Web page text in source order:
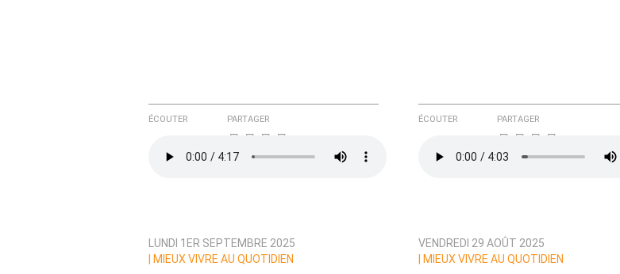
Prévenez-moi de tous les nouveaux commentaires de cette discussion par email
ÉCOUTER PARTAGER ÉCOUTER PARTAGER
LUNDI 1ER SEPTEMBRE 2025
MIEUX VIVRE AU QUOTIDIEN
VENDREDI 29 AOÛT 2025
MIEUX VIVRE AU QUOTIDIEN